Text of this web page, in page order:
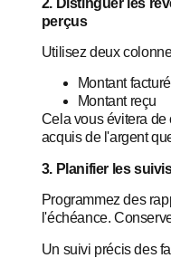
perçus
Utilisez deux
Montant facturé
Montant reçu
Cela vous évitera
acquis de l'argent
3. Planifier les
Programmez des
l'échéance.
Un suivi précis des